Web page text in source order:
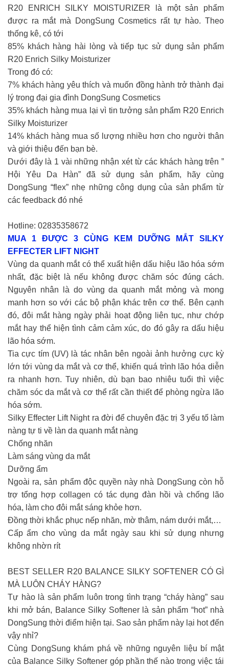
R20 ENRICH SILKY MOISTURIZER là một sản phẩm
được ra mắt mà DongSung Cosmetics rất tự hào. Theo
thống kê, có tới
85% khách hàng hài lòng và tiếp tục sử dụng sản phẩm
R20 Enrich Silky Moisturizer
Trong đó có:
7% khách hàng yêu thích và muốn đồng hành trở thành đại
lý trong đại gia đình DongSung Cosmetics
35% khách hàng mua lại vì tin tưởng sản phẩm R20 Enrich
Silky Moisturizer
14% khách hàng mua số lượng nhiều hơn cho người thân
và giới thiệu đến bạn bè.
Dưới đây là 1 vài những nhận xét từ các khách hàng trên ”
Hội Yêu Da Hàn” đã sử dụng sản phẩm, hãy cùng
DongSung “flex” nhẹ những công dụng của sản phẩm từ
các feedback đó nhé
Hotline: 02835358672
MUA 1 ĐƯỢC 3 CÙNG KEM DƯỠNG MẮT SILKY
EFFECTER LIFT NIGHT
Vùng da quanh mắt có thể xuất hiện dấu hiệu lão hóa sớm
nhất, đặc biệt là nếu không được chăm sóc đúng cách.
Nguyên nhân là do vùng da quanh mắt mỏng và mong
manh hơn so với các bộ phận khác trên cơ thể. Bên cạnh
đó, đôi mắt hàng ngày phải hoạt động liên tục, như chớp
mắt hay thể hiện tình cảm cảm xúc, do đó gây ra dấu hiệu
lão hóa sớm.
Tia cực tím (UV) là tác nhân bên ngoài ảnh hưởng cực kỳ
lớn tới vùng da mắt và cơ thể, khiến quá trình lão hóa diễn
ra nhanh hơn. Tuy nhiên, dù bạn bao nhiêu tuổi thì việc
chăm sóc da mắt và cơ thể rất cần thiết để phòng ngừa lão
hóa sớm.
Silky Effecter Lift Night ra đời để chuyên đặc trị 3 yếu tố làm
nàng tự ti về làn da quanh mắt nàng
Chống nhăn
Làm sáng vùng da mắt
Dưỡng ẩm
Ngoài ra, sản phẩm độc quyền này nhà DongSung còn hỗ
trợ tổng hợp collagen có tác dụng đàn hồi và chống lão
hóa, làm cho đôi mắt sáng khỏe hơn.
Đồng thời khắc phục nếp nhăn, mờ thâm, nám dưới mắt,…
Cấp ẩm cho vùng da mắt ngày sau khi sử dụng nhưng
không nhờn rít
BEST SELLER R20 BALANCE SILKY SOFTENER CÓ GÌ
MÀ LUÔN CHÁY HÀNG?
Tự hào là sản phẩm luôn trong tình trạng “cháy hàng” sau
khi mở bán, Balance Silky Softener là sản phẩm “hot” nhà
DongSung thời điểm hiện tại. Sao sản phẩm này lại hot đến
vậy nhỉ?
Cùng DongSung khám phá về những nguyên liệu bí mật
của Balance Silky Softener góp phần thế nào trong việc tái